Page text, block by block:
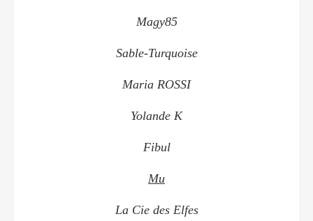
Magy85
Sable-Turquoise
Maria ROSSI
Yolande K
Fibul
Mu
La Cie des Elfes